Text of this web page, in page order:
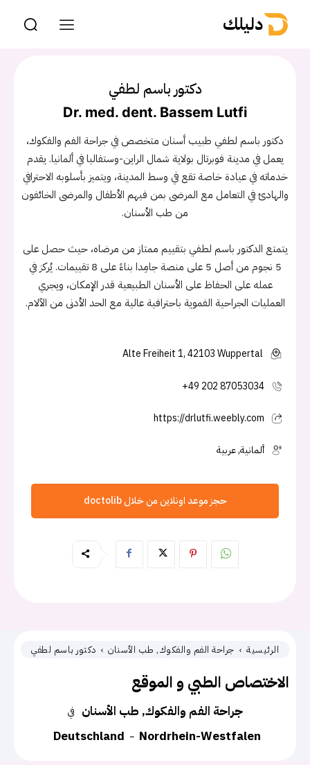
دليلك
الرئيسية جراحة الفم والفكوك, طب الأسنان دكتور باسم لطفي
الاختصاص الطبي و الموقع
في جراحة الفم والفكوك, طب الأسنان
Deutschland
Nordrhein-Westfalen
دكتور باسم لطفي
Dr. med. dent. Bassem Lutfi
دكتور باسم لطفي طبيب أسنان متخصص في جراحة الفم والفكوك،
يعمل في مدينة فوبرتال بولاية شمال الراين-وستفاليا في ألمانيا. يقدم
خدماته في عيادة خاصة تقع في وسط المدينة، ويتميز بأسلوبه الاحترافي
والهادئ في التعامل مع المرضى بمن فيهم الأطفال والمرضى الخائفون
من طب الأسنان.
يتمتع الدكتور باسم لطفي بتقييم ممتاز من مرضاه، حيث حصل على
5 نجوم من أصل 5 على منصة جامِدا بناءً على 8 تقييمات. يُركز في
عمله على الحفاظ على الأسنان الطبيعية قدر الإمكان، ويجري
العمليات الجراحية الفموية باحترافية عالية مع الحد الأدنى من الآلام.
Alte Freiheit 1, 42103 Wuppertal
+49 202 87053034
https://drlutfi.weebly.com
ألمانية, عربية
حجز موعد اونلاين من خلال doctolib